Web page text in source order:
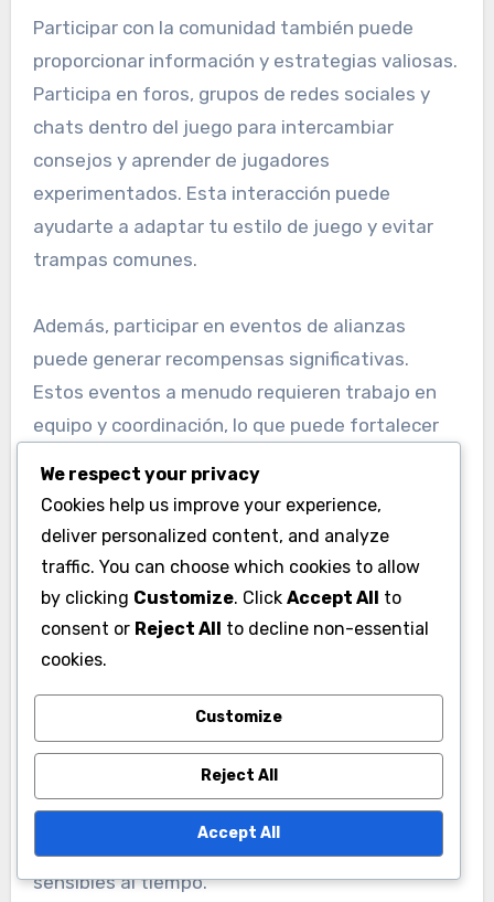
Participar con la comunidad también puede
proporcionar información y estrategias valiosas.
Participa en foros, grupos de redes sociales y
chats dentro del juego para intercambiar
consejos y aprender de jugadores
experimentados. Esta interacción puede
ayudarte a adaptar tu estilo de juego y evitar
trampas comunes.
Además, participar en eventos de alianzas
puede generar recompensas significativas.
Estos eventos a menudo requieren trabajo en
equipo y coordinación, lo que puede fortalecer
experiencia general en el juego.
Utilizando códigos de regalo
de manera efectiva en el
juego
para que los nuevos jugadores obtengan
recursos y potenciadores que pueden acelerar
su progreso. Mantente atento a los canales
oficiales de redes sociales y foros comunitarios
para los últimos códigos, ya que a menudo son
sensibles al tiempo.
We respect your privacy
Cookies help us improve your experience,
deliver personalized content, and analyze
traffic. You can choose which cookies to allow
by clicking Customize. Click Accept All to
consent or Reject All to decline non-essential
cookies.
Customize
Reject All
Accept All